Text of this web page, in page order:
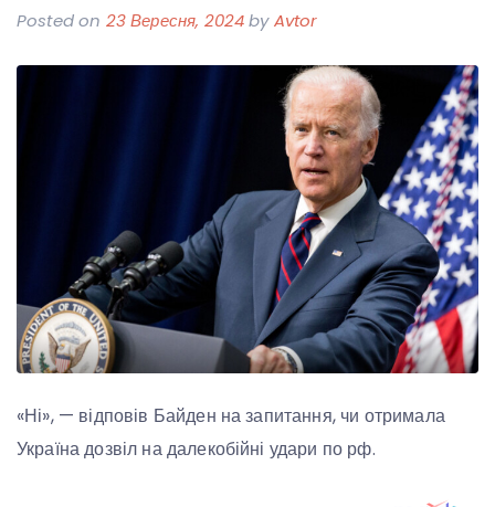
Posted on 23 Вересня, 2024byAvtor
«Ні‎», — відповів Байден на запитання, чи отримала
Україна дозвіл на далекобійні удари по рф.